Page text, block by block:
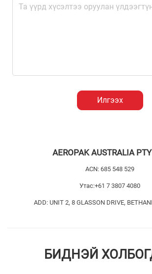
Илгээх
AEROPAK AUSTRALIA
ACN: 685 548 529
Утас:+61 7 3807 4080
ADD: UNIT 2, 8 GLASSON DRIVE,
БИДНЭЙ